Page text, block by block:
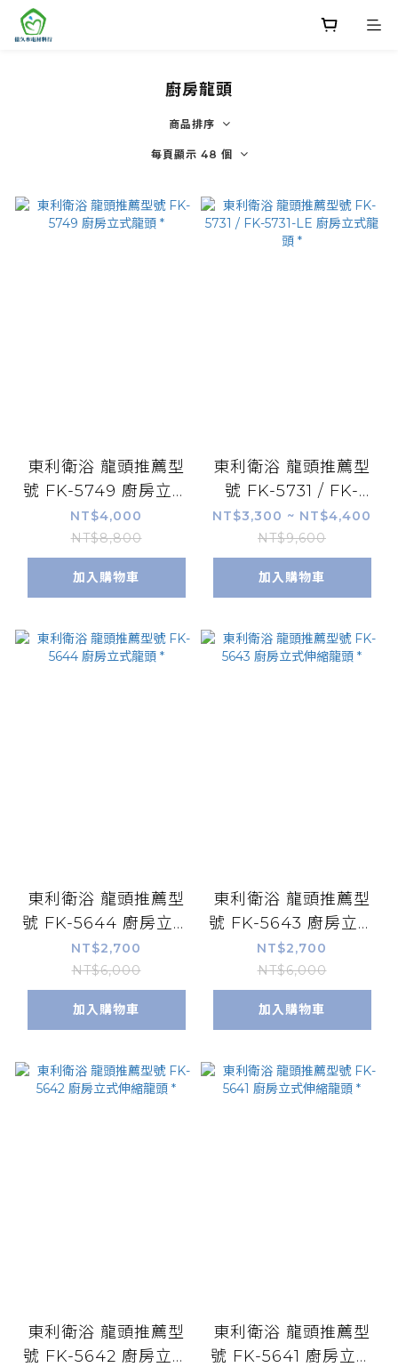
廚房龍頭
商品排序
每頁顯示 48 個
東利衛浴 龍頭推薦型
號 FK-5749 廚房立式
龍頭 *
NT$4,000
NT$8,800
加入購物車
東利衛浴 龍頭推薦型
號 FK-5731 / FK-
5731-LE 廚房立式龍
頭 *
NT$3,300 ~ NT$4,400
NT$9,600
加入購物車
東利衛浴 龍頭推薦型
號 FK-5644 廚房立式
龍頭 *
NT$2,700
NT$6,000
加入購物車
東利衛浴 龍頭推薦型
號 FK-5643 廚房立式
伸縮龍頭 *
NT$2,700
NT$6,000
加入購物車
東利衛浴 龍頭推薦型
號 FK-5642 廚房立式
東利衛浴 龍頭推薦型
號 FK-5641 廚房立式